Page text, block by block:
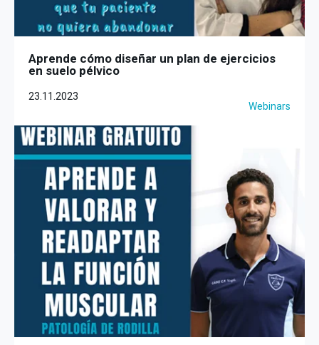
Aprende cómo diseñar un plan de ejercicios
en suelo pélvico
23.11.2023
Webinars